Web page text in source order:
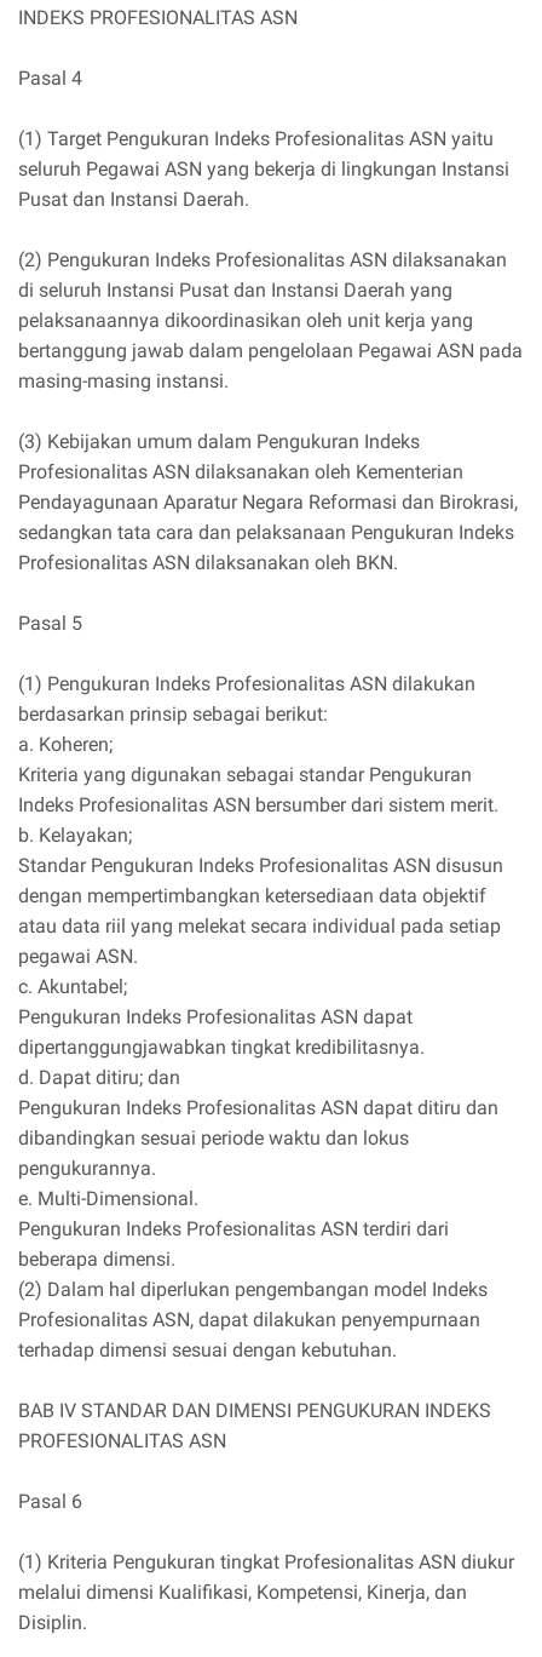
INDEKS PROFESIONALITAS ASN
Pasal 4
(1) Target Pengukuran Indeks Profesionalitas ASN yaitu
seluruh Pegawai ASN yang bekerja di lingkungan Instansi
Pusat dan Instansi Daerah.
(2) Pengukuran Indeks Profesionalitas ASN dilaksanakan
di seluruh Instansi Pusat dan Instansi Daerah yang
pelaksanaannya dikoordinasikan oleh unit kerja yang
bertanggung jawab dalam pengelolaan Pegawai ASN pada
masing-masing instansi.
(3) Kebijakan umum dalam Pengukuran Indeks
Profesionalitas ASN dilaksanakan oleh Kementerian
Pendayagunaan Aparatur Negara Reformasi dan Birokrasi,
sedangkan tata cara dan pelaksanaan Pengukuran Indeks
Profesionalitas ASN dilaksanakan oleh BKN.
Pasal 5
(1) Pengukuran Indeks Profesionalitas ASN dilakukan
berdasarkan prinsip sebagai berikut:
a. Koheren;
Kriteria yang digunakan sebagai standar Pengukuran
Indeks Profesionalitas ASN bersumber dari sistem merit.
b. Kelayakan;
Standar Pengukuran Indeks Profesionalitas ASN disusun
dengan mempertimbangkan ketersediaan data objektif
atau data riil yang melekat secara individual pada setiap
pegawai ASN.
c. Akuntabel;
Pengukuran Indeks Profesionalitas ASN dapat
dipertanggungjawabkan tingkat kredibilitasnya.
d. Dapat ditiru; dan
Pengukuran Indeks Profesionalitas ASN dapat ditiru dan
dibandingkan sesuai periode waktu dan lokus
pengukurannya.
e. Multi-Dimensional.
Pengukuran Indeks Profesionalitas ASN terdiri dari
beberapa dimensi.
(2) Dalam hal diperlukan pengembangan model Indeks
Profesionalitas ASN, dapat dilakukan penyempurnaan
terhadap dimensi sesuai dengan kebutuhan.
BAB IV STANDAR DAN DIMENSI PENGUKURAN INDEKS
PROFESIONALITAS ASN
Pasal 6
(1) Kriteria Pengukuran tingkat Profesionalitas ASN diukur
melalui dimensi Kualifikasi, Kompetensi, Kinerja, dan
Disiplin.